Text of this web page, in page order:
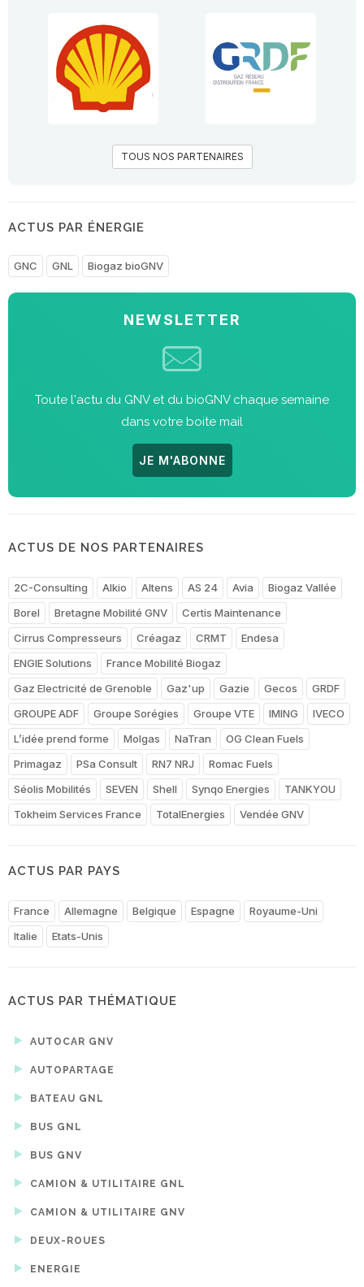
TOUS NOS PARTENAIRES
ACTUS PAR ÉNERGIE
GNC GNL Biogaz bioGNV
NEWSLETTER
Toute l'actu du GNV et du bioGNV chaque semaine
dans votre boite mail
JE M'ABONNE
ACTUS DE NOS PARTENAIRES
2C-Consulting Alkio Altens AS 24 Avia
Biogaz Vallée
Borel
Bretagne Mobilité GNV
Certis Maintenance
Cirrus Compresseurs
Créagaz CRMT
Endesa
ENGIE Solutions
France Mobilité Biogaz
Gaz Electricité de Grenoble
Gaz'up Gazie Gecos
GRDF
GROUPE ADF
Groupe Sorégies Groupe VTE IMING
IVECO
L’idée prend forme
Molgas NaTran
OG Clean Fuels
Primagaz
PSa Consult RN7 NRJ
Romac Fuels
Séolis Mobilités
SEVEN Shell Synqo Energies
TANKYOU
Tokheim Services France
TotalEnergies Vendée GNV
ACTUS PAR PAYS
France Allemagne Belgique Espagne
Royaume-Uni
Italie
Etats-Unis
ACTUS PAR THÉMATIQUE
AUTOCAR GNV
AUTOPARTAGE
BATEAU GNL
BUS GNL
BUS GNV
CAMION & UTILITAIRE GNL
CAMION & UTILITAIRE GNV
DEUX-ROUES
ENERGIE